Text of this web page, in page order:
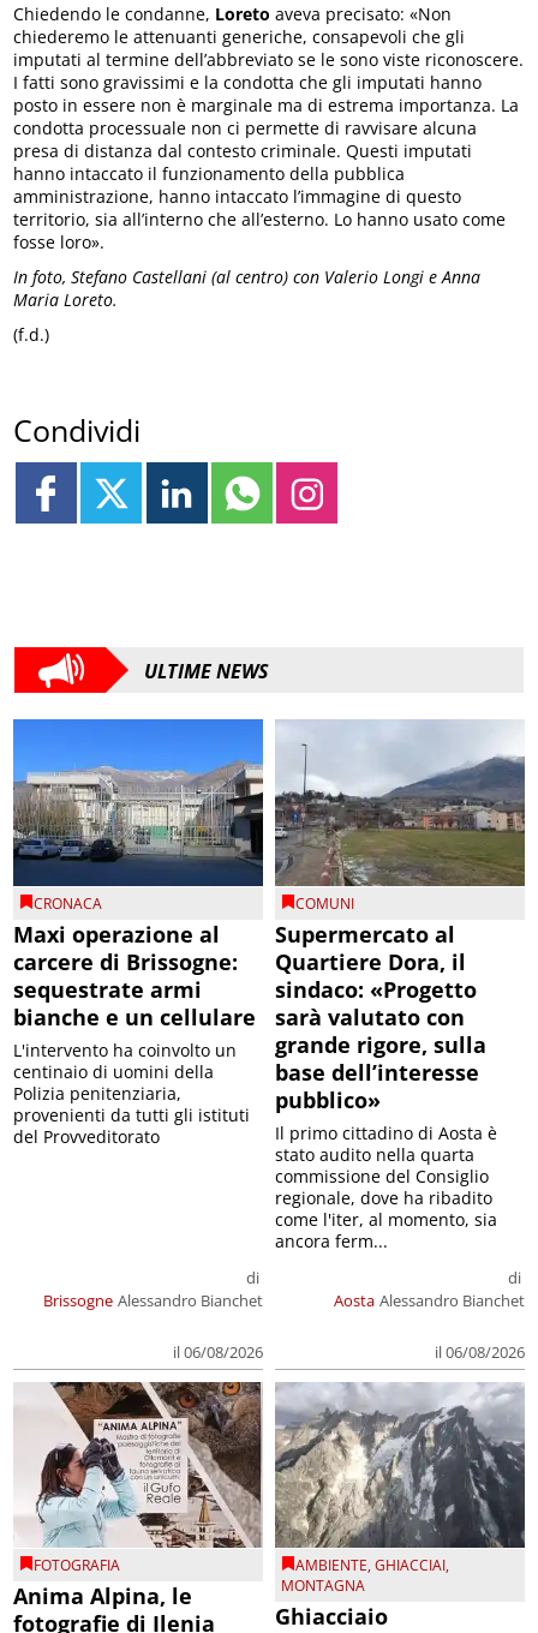
Chiedendo le condanne, Loreto aveva precisato: «Non
chiederemo le attenuanti generiche, consapevoli che gli
imputati al termine dell’abbreviato se le sono viste riconoscere.
I fatti sono gravissimi e la condotta che gli imputati hanno
posto in essere non è marginale ma di estrema importanza. La
condotta processuale non ci permette di ravvisare alcuna
presa di distanza dal contesto criminale. Questi imputati
hanno intaccato il funzionamento della pubblica
amministrazione, hanno intaccato l’immagine di questo
territorio, sia all’interno che all’esterno. Lo hanno usato come
fosse loro».
In foto, Stefano Castellani (al centro) con Valerio Longi e Anna
Maria Loreto.
(f.d.)
Condividi
ULTIME NEWS
CRONACA
Maxi operazione al
carcere di Brissogne:
sequestrate armi
bianche e un cellulare
Brissogne
di
Alessandro Bianchet
il 06/08/2026
L'intervento ha coinvolto un
centinaio di uomini della
Polizia penitenziaria,
provenienti da tutti gli istituti
del Provveditorato
COMUNI
Supermercato al
Quartiere Dora, il
sindaco: «Progetto
sarà valutato con
grande rigore, sulla
base dell’interesse
pubblico»
Aosta
di
Alessandro Bianchet
il 06/08/2026
Il primo cittadino di Aosta è
stato audito nella quarta
commissione del Consiglio
regionale, dove ha ribadito
come l'iter, al momento, sia
ancora ferm...
FOTOGRAFIA
Anima Alpina, le
fotografie di Ilenia
AMBIENTE,GHIACCIAI,
MONTAGNA
Ghiacciaio